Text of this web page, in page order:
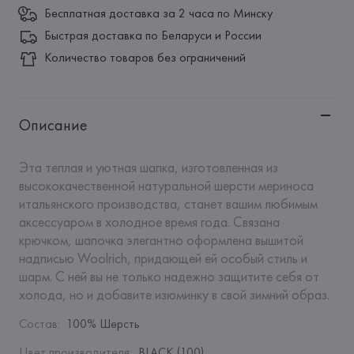
Бесплатная доставка за 2 часа по Минску
Быстрая доставка по Беларуси и России
Количество товаров без ограничений
Описание
Эта теплая и уютная шапка, изготовленная из
высококачественной натуральной шерсти мериноса
итальянского производства, станет вашим любимым
аксессуаром в холодное время года. Связана
крючком, шапочка элегантно оформлена вышитой
надписью Woolrich, придающей ей особый стиль и
шарм. С ней вы не только надежно защитите себя от
холода, но и добавите изюминку в свой зимний образ.
Состав: 100% Шерсть